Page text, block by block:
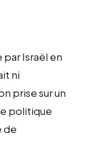
par Israël en
ni
prise sur un
politique
de